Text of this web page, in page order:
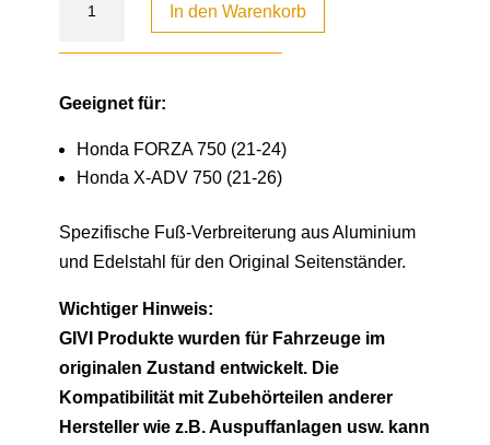
In den Warenkorb
Geeignet für:
Honda FORZA 750 (21-24)
Honda X-ADV 750 (21-26)
Spezifische Fuß-Verbreiterung aus Aluminium
und Edelstahl für den Original Seitenständer.
Wichtiger Hinweis:
GIVI Produkte wurden für Fahrzeuge im
originalen Zustand entwickelt. Die
Kompatibilität mit Zubehörteilen anderer
Hersteller wie z.B. Auspuffanlagen usw. kann